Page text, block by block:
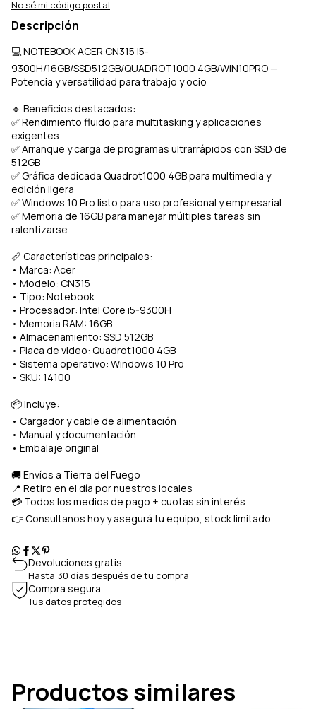
No sé mi código postal
Descripción
💻 NOTEBOOK ACER CN315 I5-
9300H/16GB/SSD512GB/QUADROT1000 4GB/WIN10PRO —
Potencia y versatilidad para trabajo y ocio
🔹 Beneficios destacados:
✅ Rendimiento fluido para multitasking y aplicaciones
exigentes
✅ Arranque y carga de programas ultrarrápidos con SSD de
512GB
✅ Gráfica dedicada Quadrot1000 4GB para multimedia y
edición ligera
✅ Windows 10 Pro listo para uso profesional y empresarial
✅ Memoria de 16GB para manejar múltiples tareas sin
ralentizarse
📏 Características principales:
• Marca: Acer
• Modelo: CN315
• Tipo: Notebook
• Procesador: Intel Core i5-9300H
• Memoria RAM: 16GB
• Almacenamiento: SSD 512GB
• Placa de video: Quadrot1000 4GB
• Sistema operativo: Windows 10 Pro
• SKU: 14100
📦 Incluye:
• Cargador y cable de alimentación
• Manual y documentación
• Embalaje original
🚚 Envíos a Tierra del Fuego
📍 Retiro en el día por nuestros locales
💳 Todos los medios de pago + cuotas sin interés
👉 Consultanos hoy y asegurá tu equipo, stock limitado
Devoluciones gratis
Hasta 30 días después de tu compra
Compra segura
Tus datos protegidos
Productos similares